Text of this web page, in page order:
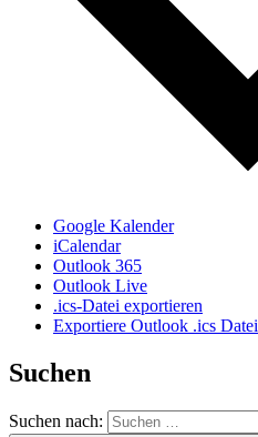
Google Kalender
iCalendar
Outlook 365
Outlook Live
.ics-Datei exportieren
Exportiere Outlook .ics Datei
Suchen
Suchen nach: